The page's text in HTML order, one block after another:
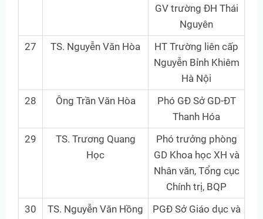
GV trường ĐH Thái
Nguyên
27
TS. Nguyễn Văn Hòa
HT Trường liên cấp
Nguyễn Bỉnh Khiêm
Hà Nội
28
Ông Trần Văn Hòa
Phó GĐ Sở GD-ĐT
Thanh Hóa
29
TS. Trương Quang
Học
Phó trưởng phòng
GD Khoa học XH và
Nhân văn, Tổng cục
Chính trị, BQP
30
TS. Nguyễn Văn Hồng PGĐ Sở Giáo dục và